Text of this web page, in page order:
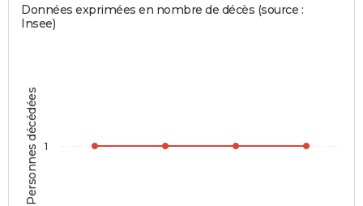
Personnes décédées
Données exprimées en nombre de décès (source :
Insee)
1